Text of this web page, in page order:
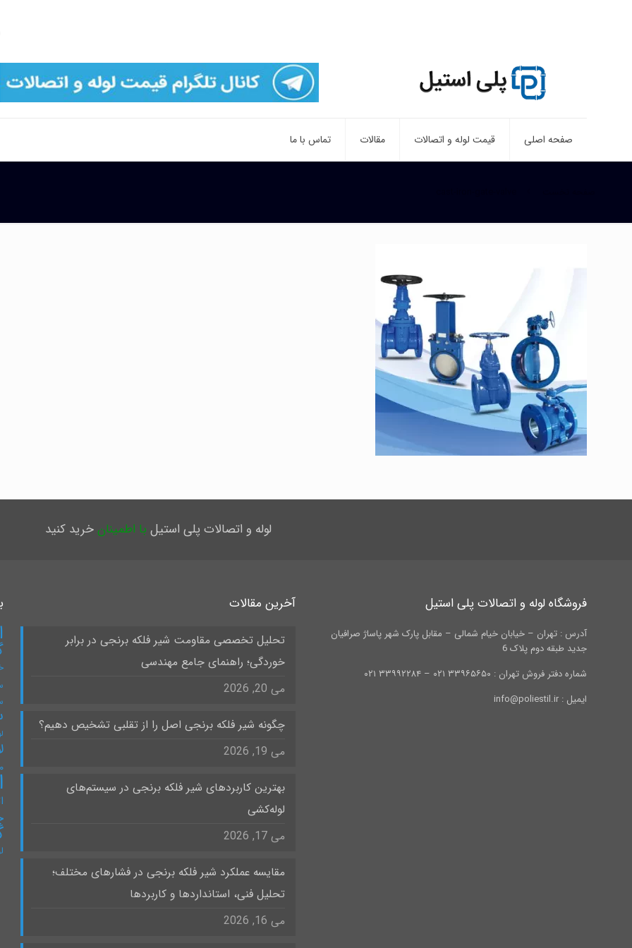
صفحه اصلی قیمت لوله و اتصالات مقالات تماس با ما
لوله و اتصالات پلی استیل با اطمینانخرید کنید
فروشگاه لوله و اتصالات پلی استیل
آدرس : تهران – خیابان خیام شمالی – مقابل پارک شهر پاساژ صرافیان
جدید طبقه دوم پلاک 6
شماره دفتر فروش تهران : ۳۳۹۶۵۶۵۰ ۰۲۱ – ۳۳۹۹۲۲۸۴ ۰۲۱
ایمیل : info@poliestil.ir
آخرین مقالات
تحلیل تخصصی مقاومت شیر فلکه برنجی در برابر
خوردگی؛ راهنمای جامع مهندسی
می 20, 2026
چگونه شیر فلکه برنجی اصل را از تقلبی تشخیص دهیم؟
می 19, 2026
بهترین کاربردهای شیر فلکه برنجی در سیستم‌های
لوله‌کشی
می 17, 2026
مقایسه عملکرد شیر فلکه برنجی در فشارهای مختلف؛
تحلیل فنی، استانداردها و کاربردها
می 16, 2026